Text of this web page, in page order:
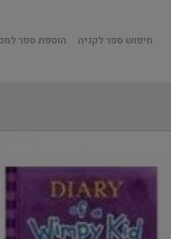
חיפוש ספר לקניה הוספת ספר